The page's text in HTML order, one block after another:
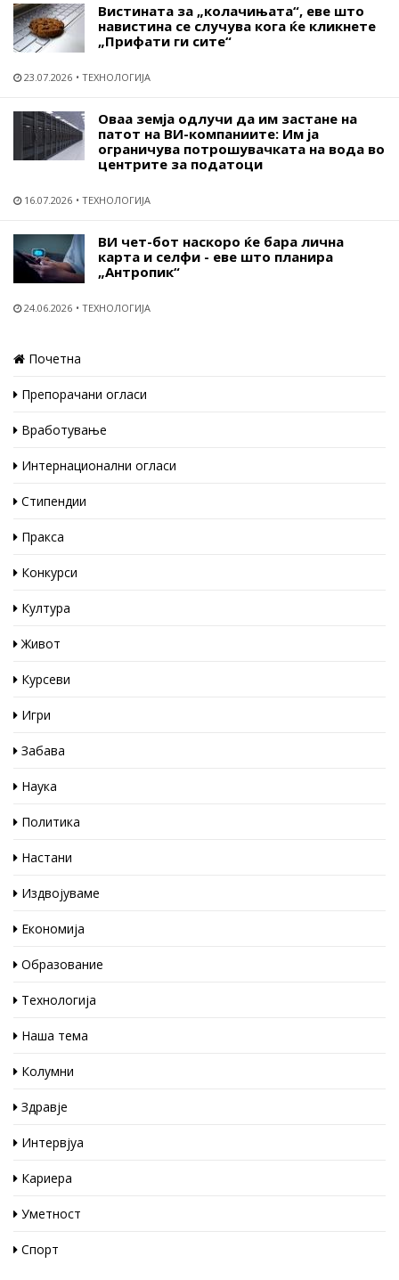
Вистината за „колачињата“, еве што
навистина се случува кога ќе кликнете
„Прифати ги сите“
23.07.2026 ТЕХНОЛОГИЈА
Оваа земја одлучи да им застане на
патот на ВИ-компаниите: Им ја
ограничува потрошувачката на вода во
центрите за податоци
16.07.2026 ТЕХНОЛОГИЈА
ВИ чет-бот наскоро ќе бара лична
карта и селфи - еве што планира
„Антропик“
24.06.2026 ТЕХНОЛОГИЈА
Почетна
Препорачани огласи
Вработување
Интернационални огласи
Стипендии
Пракса
Конкурси
Култура
Живот
Курсеви
Игри
Забава
Наука
Политика
Настани
Издвојуваме
Економија
Образование
Технологија
Наша тема
Колумни
Здравје
Интервјуа
Кариера
Уметност
Спорт